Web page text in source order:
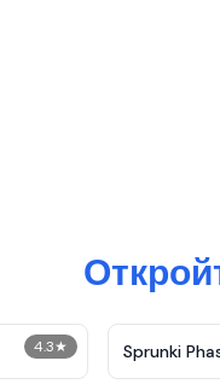
4.3★ Sprunki